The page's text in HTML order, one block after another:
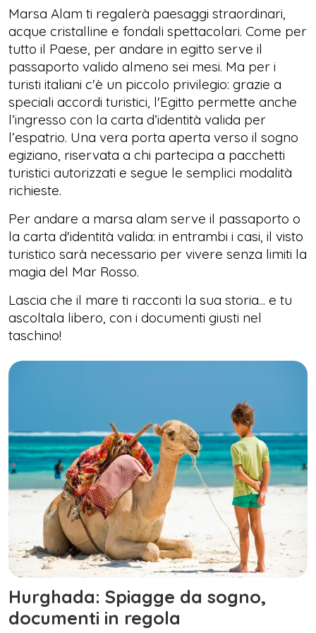
Marsa Alam ti regalerà paesaggi straordinari,
acque cristalline e fondali spettacolari. Come per
tutto il Paese, per andare in egitto serve il
passaporto valido almeno sei mesi. Ma per i
turisti italiani c'è un piccolo privilegio: grazie a
speciali accordi turistici, l'Egitto permette anche
l’ingresso con la carta d’identità valida per
l’espatrio. Una vera porta aperta verso il sogno
egiziano, riservata a chi partecipa a pacchetti
turistici autorizzati e segue le semplici modalità
richieste.
Per andare a marsa alam serve il passaporto o
la carta d'identità valida: in entrambi i casi, il visto
turistico sarà necessario per vivere senza limiti la
magia del Mar Rosso.
Lascia che il mare ti racconti la sua storia... e tu
ascoltala libero, con i documenti giusti nel
taschino!
Hurghada: Spiagge da sogno,
documenti in regola